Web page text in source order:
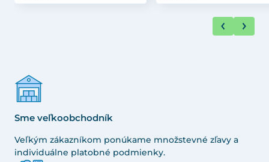
Sme veľkoobchodník
Veľkým zákazníkom ponúkame množstevné zľavy a
individuálne platobné podmienky.